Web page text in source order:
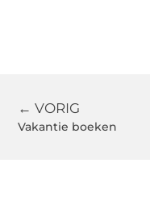
← VORIG
Vakantie boeken